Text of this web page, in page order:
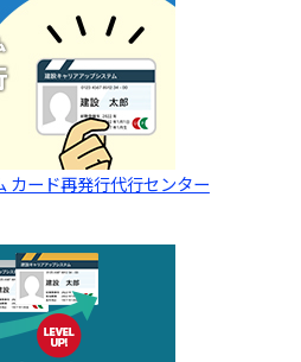
カード再発行代行センター